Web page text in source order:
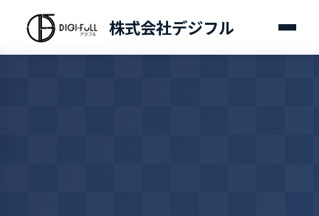
株式会社デジフル